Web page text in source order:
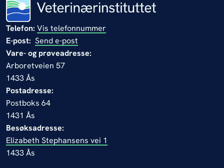
Telefon: Vis telefonnummer
E-post: Send e-post
Vare- og prøveadresse:
Arboretveien 57
1433 Ås
Postadresse:
Postboks 64
1431 Ås
Besøksadresse:
Elizabeth Stephansens vei 1
1433 Ås